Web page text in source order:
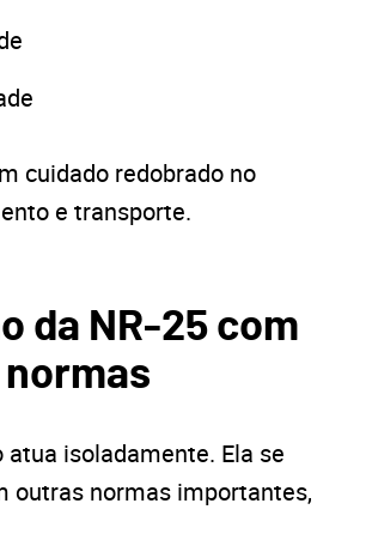
cuidado redobrado no
e transporte.
da NR-25 com
isoladamente. Ela se
outras normas importantes,